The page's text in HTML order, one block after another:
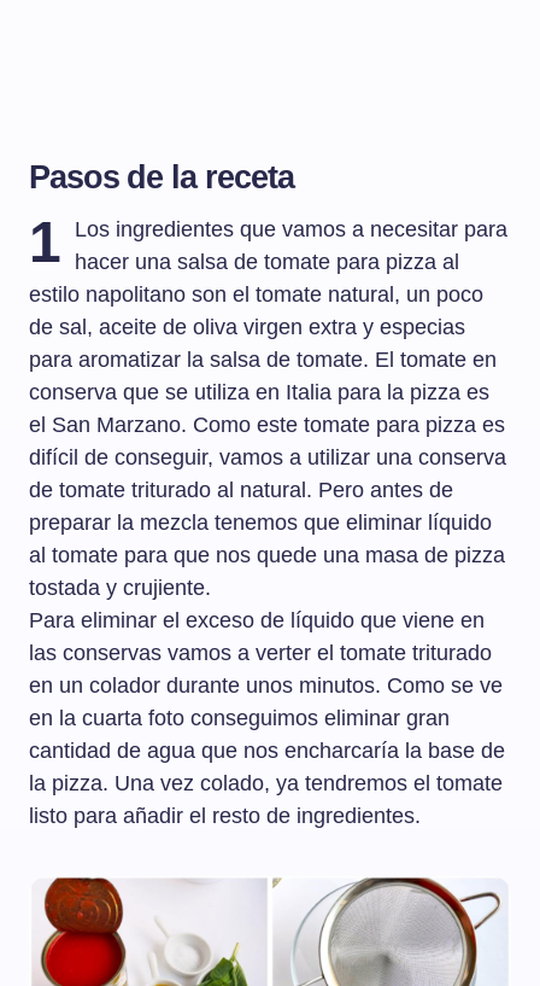
Pasos de la receta
1
Los ingredientes que vamos a necesitar para
hacer una salsa de tomate para pizza al
estilo napolitano son el tomate natural, un poco
de sal, aceite de oliva virgen extra y especias
para aromatizar la salsa de tomate. El tomate en
conserva que se utiliza en Italia para la pizza es
el San Marzano. Como este tomate para pizza es
difícil de conseguir, vamos a utilizar una conserva
de tomate triturado al natural. Pero antes de
preparar la mezcla tenemos que eliminar líquido
al tomate para que nos quede una masa de pizza
tostada y crujiente.
Para eliminar el exceso de líquido que viene en
las conservas vamos a verter el tomate triturado
en un colador durante unos minutos. Como se ve
en la cuarta foto conseguimos eliminar gran
cantidad de agua que nos encharcaría la base de
la pizza. Una vez colado, ya tendremos el tomate
listo para añadir el resto de ingredientes.